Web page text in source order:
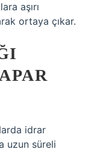
aşırı
ortaya çıkar.
idrar
uzun süreli